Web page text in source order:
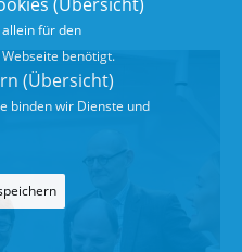
für den
benötigt.
(Übersicht)
binden wir Dienste und